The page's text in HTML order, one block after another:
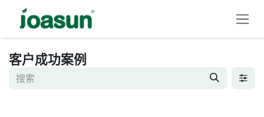
跳至内容
客户成功案例